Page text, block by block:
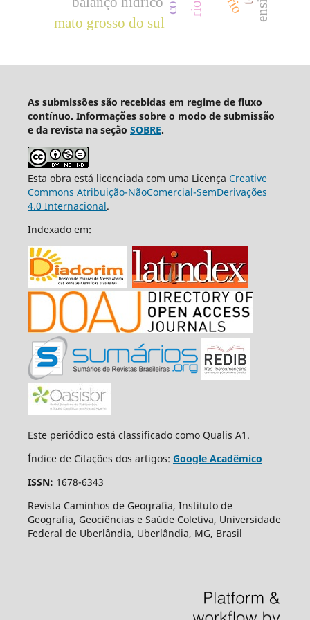
mato grosso do sul
As submissões são recebidas em regime de fluxo
contínuo. Informações sobre o modo de submissão
e da revista na seção SOBRE.
Esta obra está licenciada com uma Licença Creative
Commons Atribuição-NãoComercial-SemDerivações
4.0 Internacional.
Indexado em:
Este periódico está classificado como Qualis A1.
Índice de Citações dos artigos: Google Acadêmico
ISSN: 1678-6343
Revista Caminhos de Geografia, Instituto de
Geografia, Geociências e Saúde Coletiva, Universidade
Federal de Uberlândia, Uberlândia, MG, Brasil